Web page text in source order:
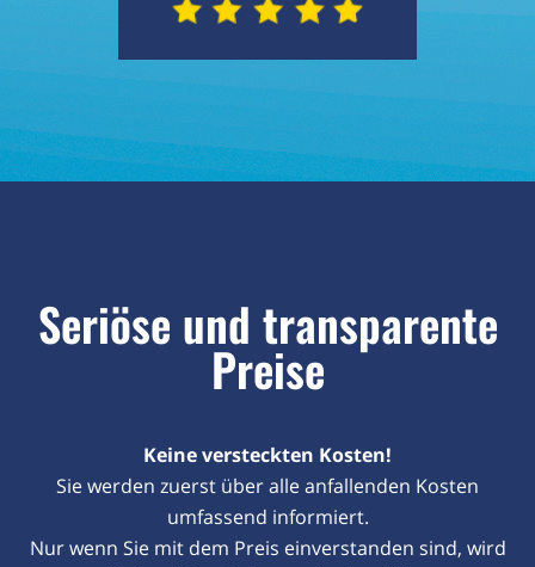
Seriöse und transparente
Preise
Keine versteckten Kosten!
Sie werden zuerst über alle anfallenden Kosten
umfassend informiert.
Nur wenn Sie mit dem Preis einverstanden sind, wird